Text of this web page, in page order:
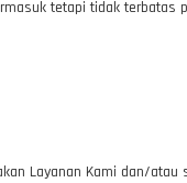
tetapi tidak terbatas
Layanan Kami dan/atau